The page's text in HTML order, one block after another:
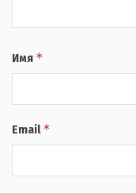
Имя *
Email*